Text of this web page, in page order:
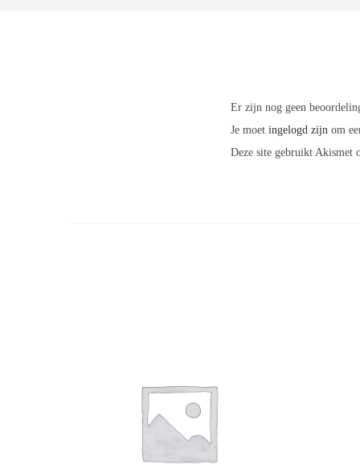
Er zijn nog geen
Je moet ingelogd zijn om
Deze site gebruikt Akismet